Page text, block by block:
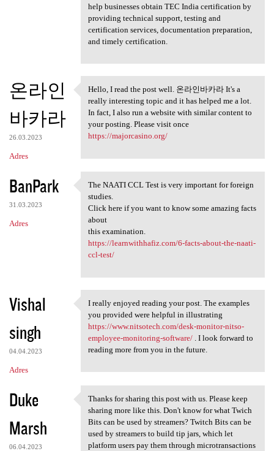
help businesses obtain TEC India certification by
providing technical support, testing and
certification services, documentation preparation,
and timely certification.
온라인
바카라
26.03.2023
Adres
Hello, I read the post well.
Hello, I read the post well. 온라인바카라 It's a
really interesting topic and it has helped me a lot.
In fact, I also run a website with similar content to
your posting. Please visit once
https://majorcasino.org/
BanPark
31.03.2023
Adres
The NAATI CCL Test is very
The NAATI CCL Test is very important for foreign
studies.
Click here if you want to know some amazing facts
about
this examination.
https://learnwithhafiz.com/6-facts-about-the-naati-
ccl-test/
Vishal
singh
04.04.2023
Adres
I really enjoyed reading your
I really enjoyed reading your post. The examples
you provided were helpful in illustrating
https://www.nitsotech.com/desk-monitor-nitso-
employee-monitoring-software/. I look forward to
reading more from you in the future.
Duke
Marsh
06.04.2023
Thanks for sharing this post
Thanks for sharing this post with us. Please keep
sharing more like this. Don't know for what Twich
Bits can be used by streamers? Twitch Bits can be
used by streamers to build tip jars, which let
platform users pay them through microtransactions